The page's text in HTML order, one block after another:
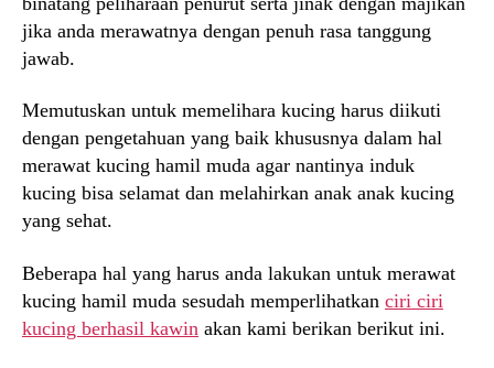
jika anda merawatnya dengan penuh rasa tanggung
jawab.
Memutuskan untuk memelihara kucing harus diikuti
dengan pengetahuan yang baik khususnya dalam hal
merawat kucing hamil muda agar nantinya induk
kucing bisa selamat dan melahirkan anak anak kucing
yang sehat.
Beberapa hal yang harus anda lakukan untuk merawat
kucing hamil muda sesudah memperlihatkan ciri ciri
kucing berhasil kawin akan kami berikan berikut ini.